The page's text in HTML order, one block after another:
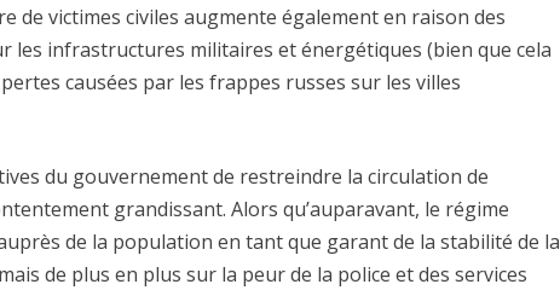
de victimes civiles augmente également en raison des
les infrastructures militaires et énergétiques (bien que cela
causées par les frappes russes sur les villes
du gouvernement de restreindre la circulation de
grandissant. Alors qu’auparavant, le régime
de la population en tant que garant de la stabilité de la
de plus en plus sur la peur de la police et des services